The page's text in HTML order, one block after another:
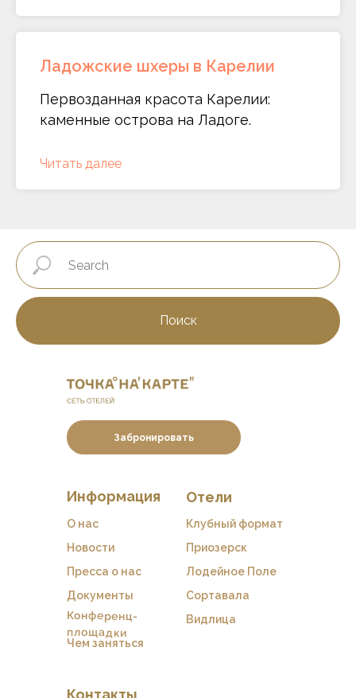
Ладожские шхеры в Карелии
Первозданная красота Карелии:
каменные острова на Ладоге.
Читать далее
Поиск
Забронировать
Контакты
Отели
Информация
Чем заняться
Конференц-
площадки
Документы
Пресса о нас
Новости
Клубный формат
Видлица
Сортавала
Лодейное Поле
Приозерск
О нас